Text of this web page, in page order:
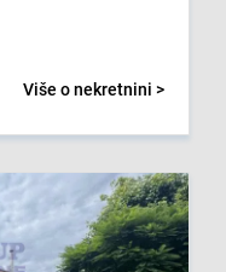
Više o nekretnini >